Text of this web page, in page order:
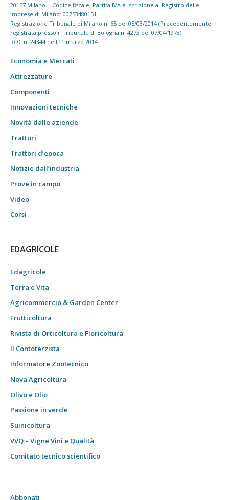
20157 Milano | Codice fiscale, Partita IVA e Iscrizione al Registro delle
imprese di Milano: 00753480151
Registrazione Tribunale di Milano n. 65 del 05/03/2014 (Precedentemente
registrata presso il Tribunale di Bologna n. 4273 del 07/04/1973)
ROC n. 24344 dell'11 marzo 2014
Economia e Mercati
Attrezzature
Componenti
Innovazioni tecniche
Novità dalle aziende
Trattori
Trattori d’epoca
Notizie dall’industria
Prove in campo
Video
Corsi
EDAGRICOLE
Edagricole
Terra e Vita
Agricommercio & Garden Center
Frutticoltura
Rivista di Orticoltura e Floricoltura
Il Contoterzista
Informatore Zootecnico
Nova Agricoltura
Olivo e Olio
Passione in verde
Suinicoltura
VVQ – Vigne Vini e Qualità
Comitato tecnico scientifico
Abbonati